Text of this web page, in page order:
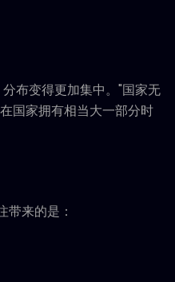
布变得更加集中。"国家无
国家拥有相当大一部分时
带来的是：